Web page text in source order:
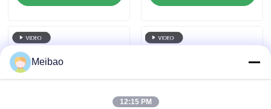
Meibao
12:15 PM